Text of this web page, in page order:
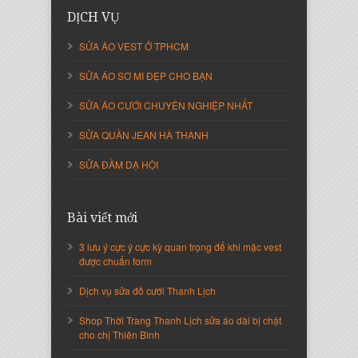
DỊCH VỤ
SỬA ÁO VEST Ở TPHCM
SỬA ÁO SƠ MI ĐẸP CHO BẠN
SỬA ÁO CƯỚI CHUYÊN NGHIỆP NHẤT
SỬA QUẦN JEAN HÀ THANH
SỬA ĐẦM DẠ HỘI
Bài viết mới
3 lưu ý cực ý cực kỳ quan trọng để khi mặc vest
được chuẩn form
Dịch vụ sửa đồ cưới Thanh Lịch
Shop Thời Trang Thanh Lịch sửa áo dài bị chật
cho chị Thiên Bình